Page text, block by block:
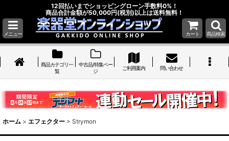
12回払いまでショッピングローン手数料0%！
商品合計金額が50,000円(税別)以上は送料無料！
メニュー カート 商品検索
商品カテゴリ一
覧
中古品/特集ペー
ジ
ご利用案内 問い合わせ
ホーム > エフェクター > Strymon